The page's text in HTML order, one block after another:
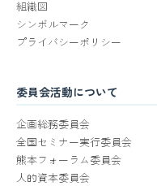
組織図
シンボルマーク
プライバシーポリシー
委員会活動について
企画総務委員会
全国セミナー実行委員会
熊本フォーラム委員会
人的資本委員会